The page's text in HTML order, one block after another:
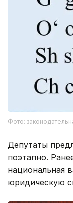
Фото:
Депутаты
поэтапно.
национальная
юридическую